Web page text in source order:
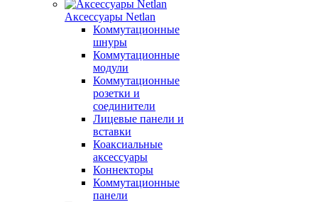
Аксессуары Netlan
Коммутационные
шнуры
Коммутационные
модули
Коммутационные
розетки и
соединители
Лицевые панели и
вставки
Коаксиальные
аксессуары
Коннекторы
Коммутационные
панели